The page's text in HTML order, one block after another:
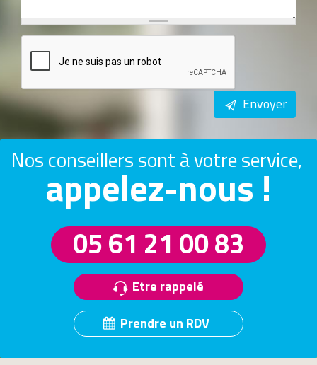
Envoyer
Nos conseillers sont à votre service,
appelez-nous !
05 61 21 00 83
Etre rappelé
Prendre un RDV